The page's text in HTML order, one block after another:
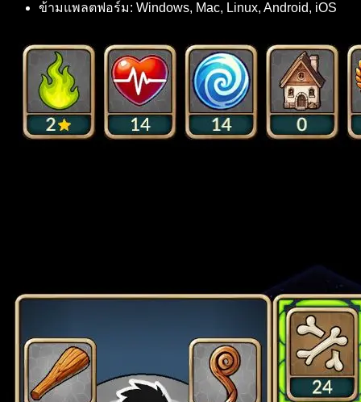
ข้ามแพลตฟอร์ม: Windows, Mac, Linux, Android, iOS